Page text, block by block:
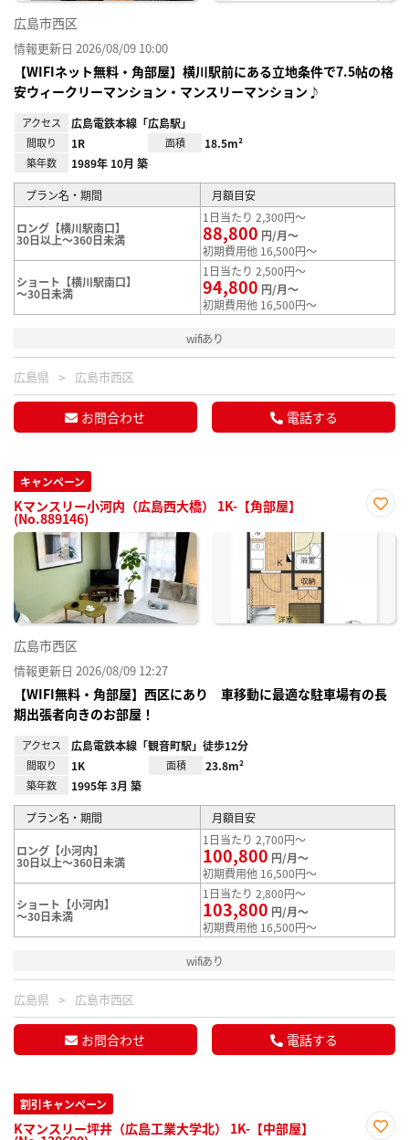
広島市西区
情報更新日 2026/08/09 10:00
【WIFIネット無料・角部屋】横川駅前にある立地条件で7.5帖の格
安ウィークリーマンション・マンスリーマンション♪
アクセス 広島電鉄本線「広島駅」
間取り 1R 面積 18.5m²
築年数 1989年 10月 築
プラン名・期間 月額目安
ロング【横川駅南口】
30日以上～360日未満
1日当たり 2,300円～
88,800 円/月～
初期費用他 16,500円～
ショート【横川駅南口】
～30日未満
1日当たり 2,500円～
94,800 円/月～
初期費用他 16,500円～
wifiあり
広島県 広島市西区
お問合わせ 電話する
キャンペーン
Kマンスリー小河内（広島西大橋） 1K-【角部屋】
(No.889146)
に入
広島市西区
情報更新日 2026/08/09 12:27
【WIFI無料・角部屋】西区にあり 車移動に最適な駐車場有の長
期出張者向きのお部屋！
アクセス 広島電鉄本線「観音町駅」徒歩12分
間取り 1K 面積 23.8m²
築年数 1995年 3月 築
プラン名・期間 月額目安
ロング【小河内】
30日以上～360日未満
1日当たり 2,700円～
100,800 円/月～
初期費用他 16,500円～
ショート【小河内】
～30日未満
1日当たり 2,800円～
103,800 円/月～
初期費用他 16,500円～
wifiあり
広島県 広島市西区
お問合わせ 電話する
割引キャンペーン
Kマンスリー坪井（広島工業大学北） 1K-【中部屋】